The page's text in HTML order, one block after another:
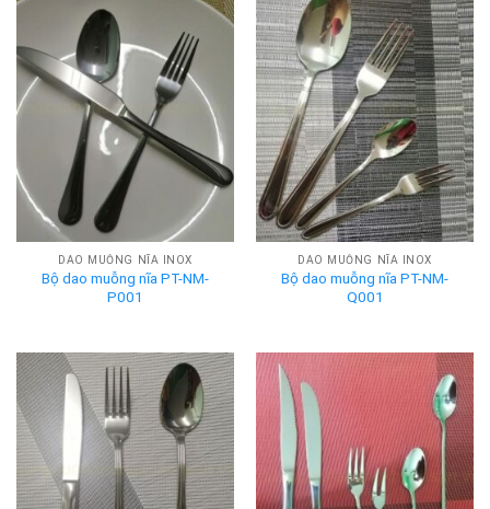
DAO MUỖNG NĨA INOX
Bộ dao muỗng nĩa PT-NM-
P001
DAO MUỖNG NĨA INOX
Bộ dao muỗng nĩa PT-NM-
Q001